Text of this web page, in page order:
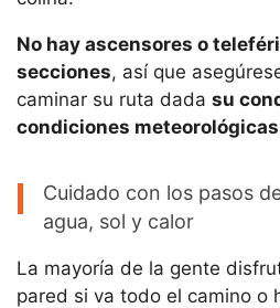
No hay ascensores o
secciones, así que
caminar su ruta dada su
condiciones
Cuidado con los pasos
agua, sol y calor
La mayoría de la gente
pared si va todo el camino o